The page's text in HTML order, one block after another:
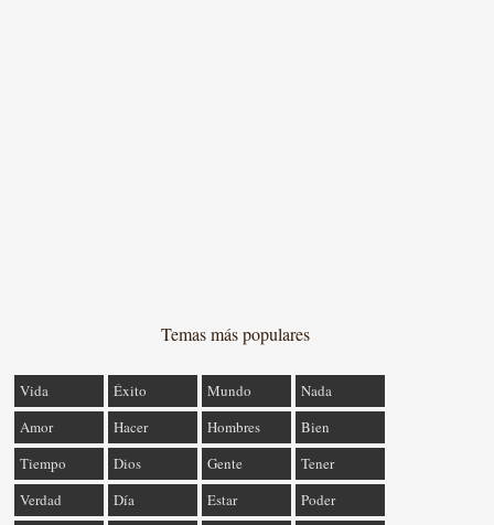
Temas más populares
Vida Éxito Mundo
Nada
Amor
Hacer Hombres
Bien
Tiempo
Dios Gente
Tener
Verdad
Día Estar
Poder